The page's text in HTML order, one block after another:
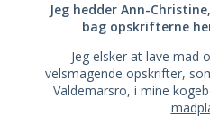
Jeg hedder Ann-
bag opskrifterne
Jeg elsker at lave mad
velsmagende opskrifter,
Valdemarsro, i mine